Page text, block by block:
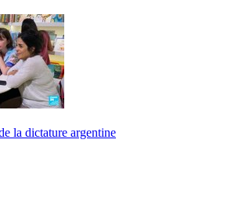
la dictature argentine